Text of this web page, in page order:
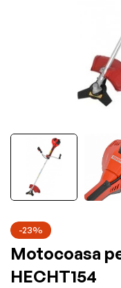
-23%
Motocoasa
HECHT154